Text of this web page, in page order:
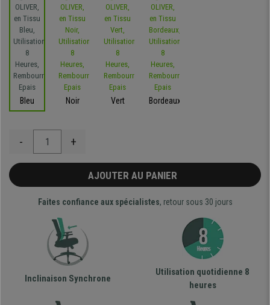
Bleu Noir Vert Bordeaux
- +
AJOUTER AU PANIER
Faites confiance aux spécialistes, retour sous 30 jours
Inclinaison Synchrone
Utilisation quotidienne 8
heures